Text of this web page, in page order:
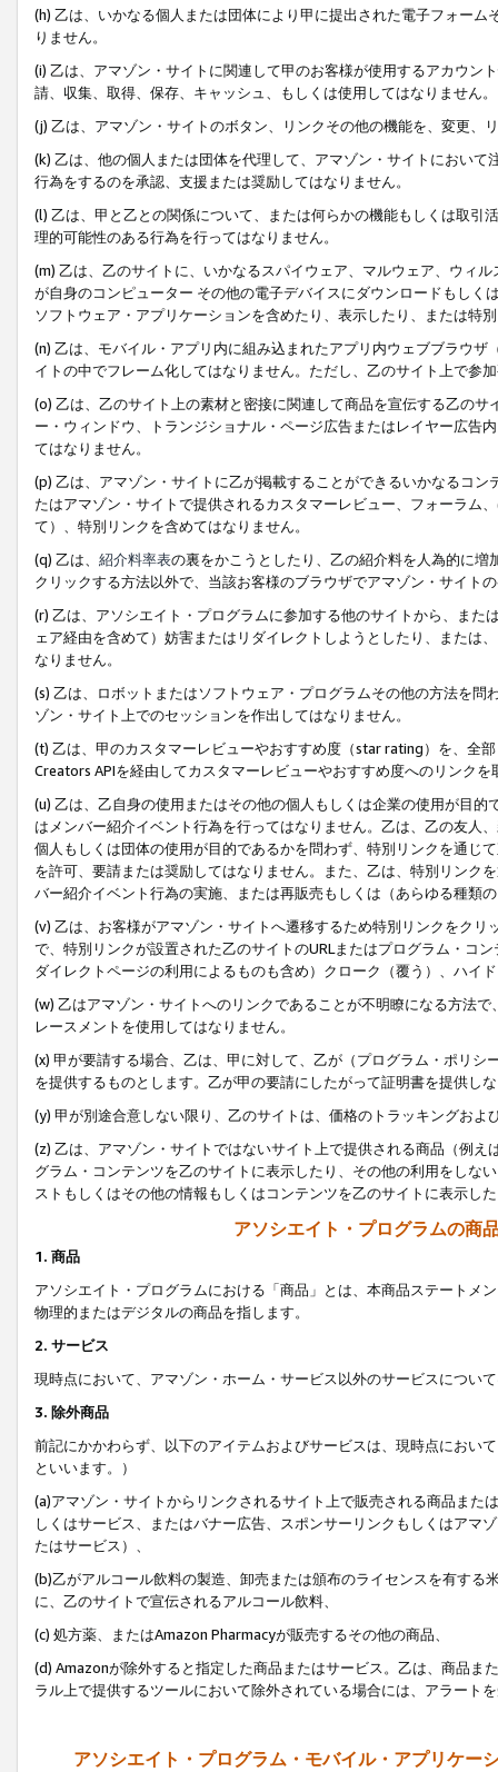
(h) 乙は、いかなる個人または団体により甲に提出された電子フォー
りません。
(i) 乙は、アマゾン・サイトに関連して甲のお客様が使用するアカウン
請、収集、取得、保存、キャッシュ、もしくは使用してはなりません。
(j) 乙は、アマゾン・サイトのボタン、リンクその他の機能を、変更、
(k) 乙は、他の個人または団体を代理して、アマゾン・サイトにおい
行為をするのを承認、支援または奨励してはなりません。
(l) 乙は、甲と乙との関係について、または何らかの機能もしくは取
理的可能性のある行為を行ってはなりません。
(m) 乙は、乙のサイトに、いかなるスパイウェア、マルウェア、ウィ
が自身のコンピューター その他の電子デバイスにダウンロードもし
ソフトウェア・アプリケーションを含めたり、表示したり、または特
(n) 乙は、モバイル・アプリ内に組み込まれたアプリ内ウェブブラウ
イトの中でフレーム化してはなりません。ただし、乙のサイト上で参
(o) 乙は、乙のサイト上の素材と密接に関連して商品を宣伝する乙の
ー・ウィンドウ、トランジショナル・ページ広告またはレイヤー広告
てはなりません。
(p) 乙は、アマゾン・サイトに乙が掲載することができるいかなるコ
たはアマゾン・サイトで提供されるカスタマーレビュー、フォーラム
て）、特別リンクを含めてはなりません。
(q) 乙は、 紹介料率表の裏をかこうとしたり、乙の紹介料を人為的に
クリックする方法以外で、当該お客様のブラウザでアマゾン・サイト
(r) 乙は、アソシエイト・プログラムに参加する他のサイトから、ま
ェア経由を含めて）妨害またはリダイレクトしようとしたり、または
なりません。
(s) 乙は、ロボットまたはソフトウェア・プログラムその他の方法を
ゾン・サイト上でのセッションを作出してはなりません。
(t) 乙は、甲のカスタマーレビューやおすすめ度（star rating）を、全
Creators APIを経由してカスタマーレビューやおすすめ度へのリンクを
(u) 乙は、乙自身の使用またはその他の個人もしくは企業の使用が目
はメンバー紹介イベント行為を行ってはなりません。乙は、乙の友人
個人もしくは団体の使用が目的であるかを問わず、特別リンクを通じ
を許可、要請または奨励してはなりません。また、乙は、特別リンク
バー紹介イベント行為の実施、または再販売もしくは（あらゆる種類
(v) 乙は、お客様がアマゾン・サイトへ遷移するため特別リンクをク
で、特別リンクが設置された乙のサイトのURLまたはプログラム・コ
ダイレクトページの利用によるものも含め）クローク（覆う）、ハイ
(w) 乙はアマゾン・サイトへのリンクであることが不明瞭になる方法
レースメントを使用してはなりません。
(x) 甲が要請する場合、乙は、甲に対して、乙が（プログラム・ポリ
を提供するものとします。乙が甲の要請にしたがって証明書を提供し
(y) 甲が別途合意しない限り、乙のサイトは、価格のトラッキングお
(z) 乙は、アマゾン・サイトではないサイト上で提供される商品（例
グラム・コンテンツを乙のサイトに表示したり、その他の利用をしな
ストもしくはその他の情報もしくはコンテンツを乙のサイトに表示し
アソシエイト・プログラムの商
1. 商品
アソシエイト・プログラムにおける「商品」とは、本商品ステートメ
物理的またはデジタルの商品を指します。
2. サービス
現時点において、アマゾン・ホーム・サービス以外のサービスについ
3. 除外商品
前記にかかわらず、以下のアイテムおよびサービスは、現時点におい
といいます。）
(a)アマゾン・サイトからリンクされるサイト上で販売される商品ま
しくはサービス、またはバナー広告、スポンサーリンクもしくはアマ
たはサービス）、
(b)乙がアルコール飲料の製造、卸売または頒布のライセンスを有す
に、乙のサイトで宣伝されるアルコール飲料、
(c) 処方薬、またはAmazon Pharmacyが販売するその他の商品、
(d) Amazonが除外すると指定した商品またはサービス。乙は、商品ま
ラル上で提供するツールにおいて除外されている場合には、アラート
アソシエイト・プログラム・モバイル・アプリケー